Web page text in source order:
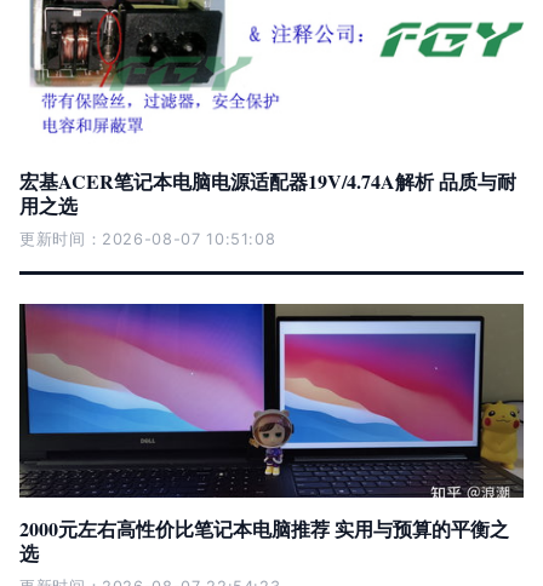
宏基ACER笔记本电脑电源适配器19V/4.74A解析 品质与耐
用之选
更新时间：2026-08-07 10:51:08
2000元左右高性价比笔记本电脑推荐 实用与预算的平衡之
选